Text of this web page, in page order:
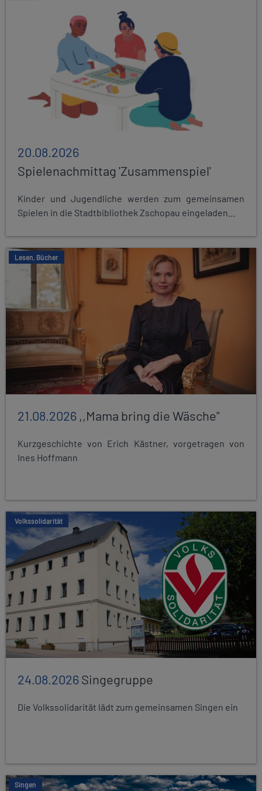
20.08.2026
Spielenachmittag 'Zusammenspiel'
Kinder und Jugendliche werden zum gemeinsamen
Spielen in die Stadtbibliothek Zschopau eingeladen...
Lesen, Bücher
21.08.2026 ,,Mama bring die Wäsche"
Kurzgeschichte von Erich Kästner, vorgetragen von
Ines Hoffmann
Volkssolidarität
24.08.2026Singegruppe
Die Volkssolidarität lädt zum gemeinsamen Singen ein
Singen